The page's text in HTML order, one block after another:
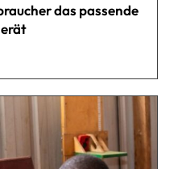
das passende